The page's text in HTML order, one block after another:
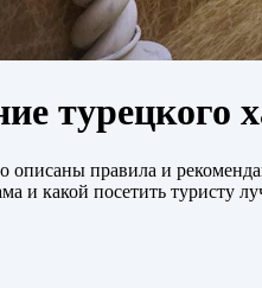
турецкого
описаны правила и
и какой посетить туристу